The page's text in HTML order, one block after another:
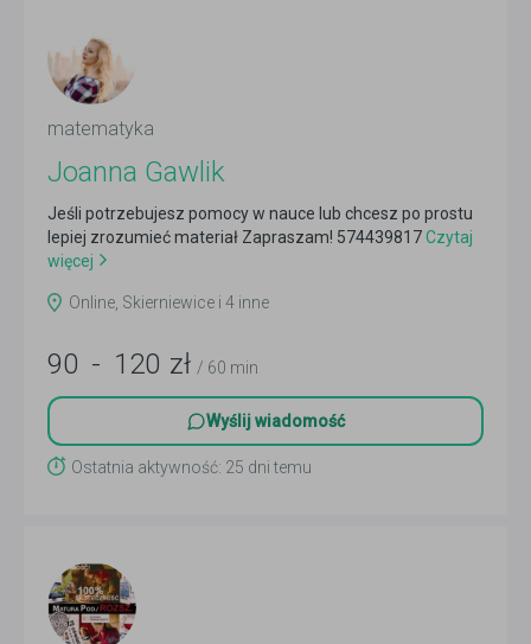
matematyka
Joanna Gawlik
Jeśli potrzebujesz pomocy w nauce lub chcesz po prostu
lepiej zrozumieć materiał Zapraszam! 574439817Czytaj
więcej
Online, Skierniewice i 4 inne
90 - 120 zł / 60 min
Wyślij wiadomość
Ostatnia aktywność: 25 dni temu